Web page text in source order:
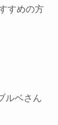
すめの方
ルベさん